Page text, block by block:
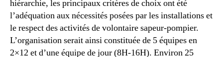
hiérarchie, les principaux critères de choix ont été
l’adéquation aux nécessités posées par les installations et
le respect des activités de volontaire sapeur-pompier.
L’organisation serait ainsi constituée de 5 équipes en
2×12 et d’une équipe de jour (8H-16H). Environ 25